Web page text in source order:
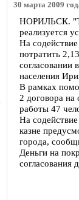
30 марта 2009
НОРИЛЬСК.
реализуется
На
потратить
согласовании
населения
В рамках
2 договора
работы 47
На
казне
города,
Деньги на
согласования